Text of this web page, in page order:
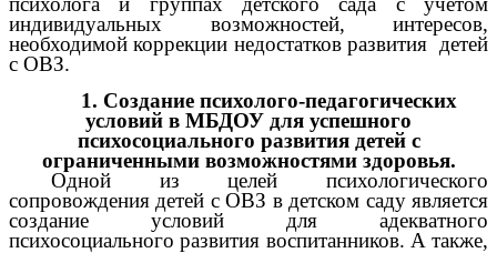
индивидуальных возможностей, интересов,
необходимой коррекции недостатков развития детей
с ОВЗ.
1. Создание психолого-педагогических
условий в МБДОУ для успешного
психосоциального развития детей с
ограниченными возможностями здоровья.
Одной из целей психологического
сопровождения детей с ОВЗ в детском саду является
создание условий для адекватного
психосоциального развития воспитанников. А также,